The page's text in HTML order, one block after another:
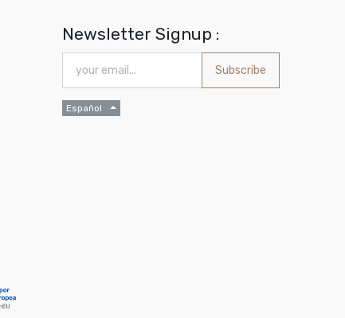
Newsletter Signup :
Subscribe
Español